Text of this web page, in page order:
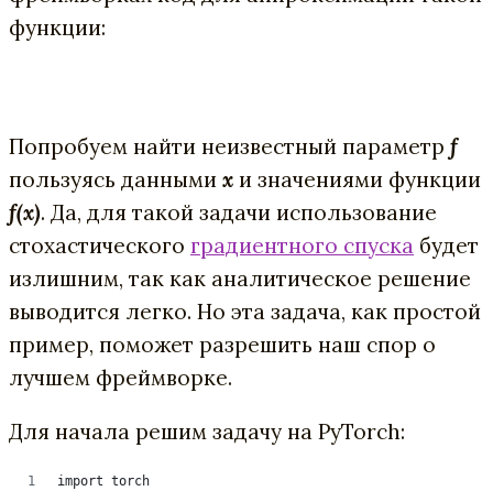
функции:
Попробуем найти неизвестный параметр f
пользуясь данными х и значениями функции
f(x). Да, для такой задачи использование
стохастического градиентного спуска будет
излишним, так как аналитическое решение
выводится легко. Но эта задача, как простой
пример, поможет разрешить наш спор о
лучшем фреймворке.
Для начала решим задачу на PyTorch:
import torch